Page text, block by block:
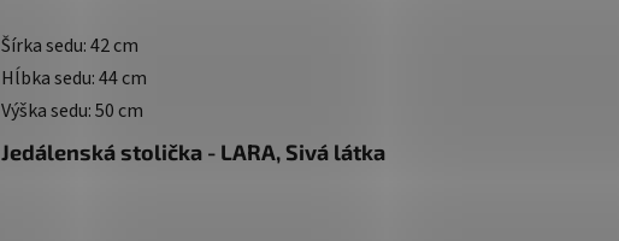
Šírka sedu: 42 cm
Hĺbka sedu: 44 cm
Výška sedu: 50 cm
Jedálenská stolička - LARA, Sivá látka